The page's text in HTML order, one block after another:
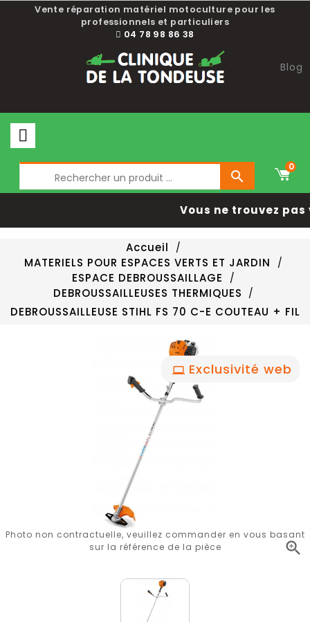
Vente réparation matériel motoculture pour les
professionnels et particuliers
04 78 98 86 38
Blog

0
Vous ne trouvez
Accueil
MATERIELS POUR ESPACES VERTS ET JARDIN
ESPACE DEBROUSSAILLAGE
DEBROUSSAILLEUSES THERMIQUES
DEBROUSSAILLEUSE STIHL FS 70 C-E COUTEAU + FIL
Exclusivité web

Photo non contractuelle, veuillez commander en vous basant
sur la référence de la pièce